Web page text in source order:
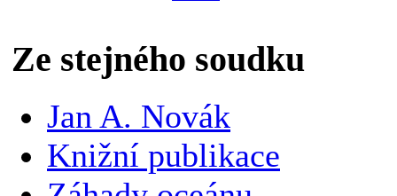
Ze stejného soudku
Jan A. Novák
Knižní publikace